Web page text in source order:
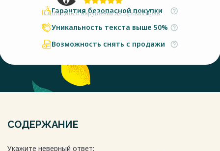
Сообщить о нарушении авторских прав
Гарантия безопасной покупки
Уникальность текста выше 50%
Возможность снять с продажи
СОДЕРЖАНИЕ
Укажите неверный ответ: